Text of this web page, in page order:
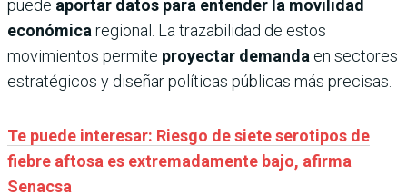
puede aportar datos para entender la movilidad
económica regional. La trazabilidad de estos
movimientos permite proyectar demanda en sectores
estratégicos y diseñar políticas públicas más precisas.
Te puede interesar: Riesgo de siete serotipos de
fiebre aftosa es extremadamente bajo, afirma
Senacsa